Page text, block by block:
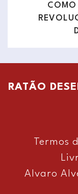
COMO
RATÃO
Termos
Alvaro